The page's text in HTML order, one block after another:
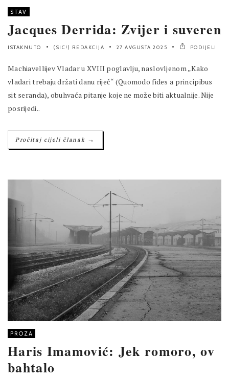
STAV
Jacques Derrida: Zvijer i suveren
ISTAKNUTO (SIC!) REDAKCIJA 27 AVGUSTA 2025 PODIJELI
Machiavellijev Vladar u XVIII poglavlju, naslovljenom „Kako
vladari trebaju držati danu riječ“ (Quomodo fides a principibus
sit seranda), obuhvaća pitanje koje ne može biti aktualnije. Nije
posrijedi..
Pročitaj cijeli članak →
PROZA
Haris Imamović: Jek romoro, ov
bahtalo